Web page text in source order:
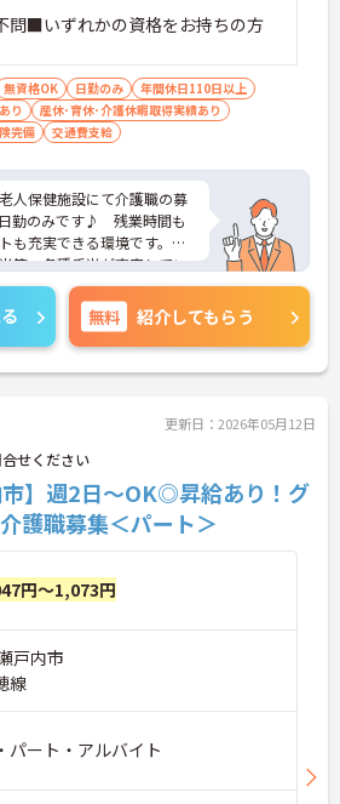
問■いずれかの資格をお持ちの方
無資格OK 日勤のみ
年間休日110日以上
り
産休･育休･介護休暇取得実績あり
完備 交通費支給
人保健施設にて介護職の募
勤のみです♪ 残業時間も
も充実できる環境です。ま
等、各種手当が充実してい
に即付与です◎
のポイントなど、さらに詳
気軽にご相談ください！
無料 紹介してもらう
更新日：2026年05月12日
せください
市】週2日～OK◎昇給あり！グ
護職募集＜パート＞
円～1,073円
戸内市
線
パート・アルバイト